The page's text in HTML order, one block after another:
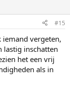
#15
vergeten,
lastig inschatten
het een vrij
als in